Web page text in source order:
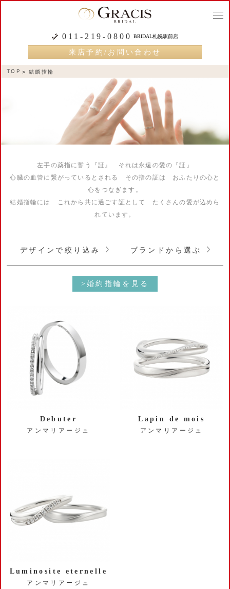
011-219-0800 BRIDAL札幌駅前店
来店予約/お問い合わせ
TOP 結婚指輪
左手の薬指に誓う『証』 それは永遠の愛の『証』
心臓の血管に繋がっているとされる その指の証は おふたりの心と
心をつなぎます。
結婚指輪には これから共に過ごす証として たくさんの愛が込めら
れています。
デザインで絞り込み ブランドから選ぶ
>婚約指輪を見る
Debuter
アンマリアージュ
Lapin de mois
アンマリアージュ
Luminosite eternelle
アンマリアージュ